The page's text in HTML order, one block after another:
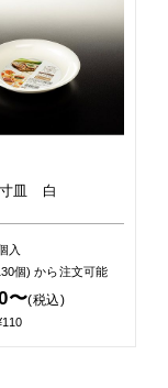
寸皿 白
入
個)から注文可能
〜(税込)